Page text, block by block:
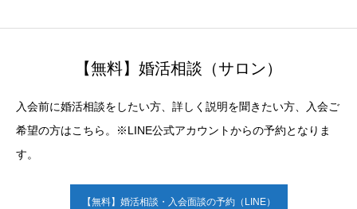
【無料】婚活相談（サロン）
入会前に婚活相談をしたい方、詳しく説明を聞きたい方、入会ご
希望の方はこちら。※LINE公式アカウントからの予約となりま
す。
【無料】婚活相談・入会面談の予約（LINE）